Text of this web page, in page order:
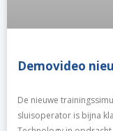
Demovideo
De nieuwe
sluisoperator is bijna